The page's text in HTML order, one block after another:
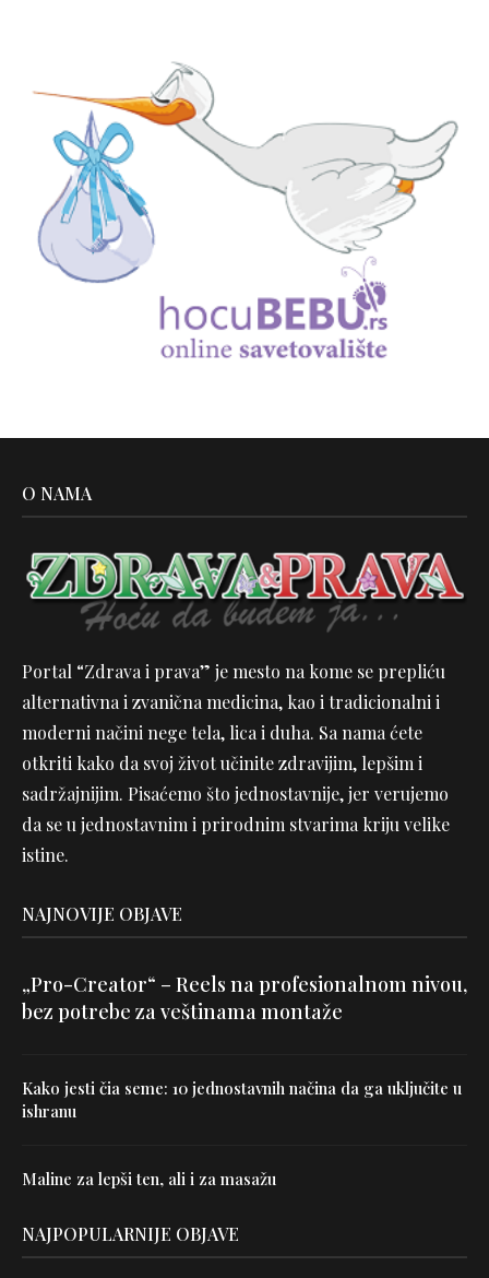
O NAMA
Portal “Zdrava i prava” je mesto na kome se prepliću
alternativna i zvanična medicina, kao i tradicionalni i
moderni načini nege tela, lica i duha. Sa nama ćete
otkriti kako da svoj život učinite zdravijim, lepšim i
sadržajnijim. Pisaćemo što jednostavnije, jer verujemo
da se u jednostavnim i prirodnim stvarima kriju velike
istine.
NAJNOVIJE OBJAVE
„Pro-Creator“ – Reels na profesionalnom nivou,
bez potrebe za veštinama montaže
Kako jesti čia seme: 10 jednostavnih načina da ga uključite u
ishranu
Maline za lepši ten, ali i za masažu
NAJPOPULARNIJE OBJAVE